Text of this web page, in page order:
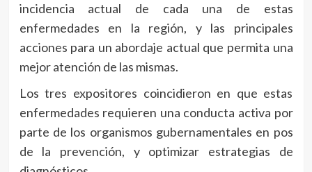
incidencia actual de cada una de estas
enfermedades en la región, y las principales
acciones para un abordaje actual que permita una
mejor atención de las mismas.
Los tres expositores coincidieron en que estas
enfermedades requieren una conducta activa por
parte de los organismos gubernamentales en pos
de la prevención, y optimizar estrategias de